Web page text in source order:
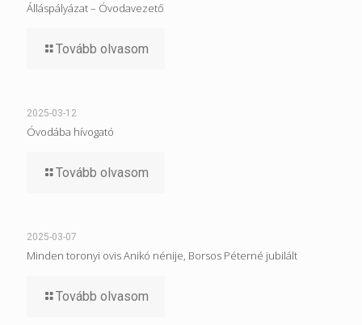
Álláspályázat – Óvodavezető
Tovább olvasom
2025-03-12
Óvodába hívogató
Tovább olvasom
2025-03-07
Minden toronyi ovis Anikó nénije, Borsos Péterné jubilált
Tovább olvasom